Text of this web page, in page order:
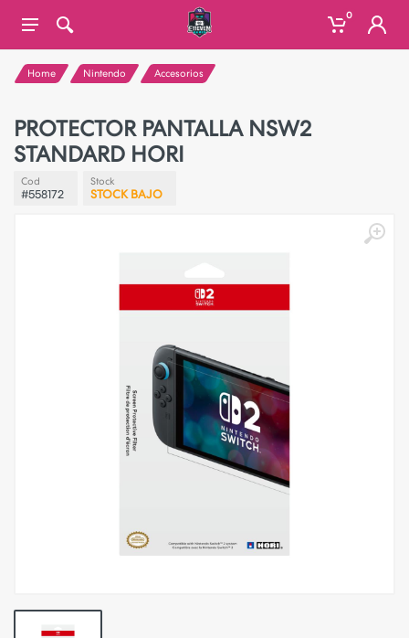
0
Home Nintendo Accesorios
PROTECTOR PANTALLA NSW2
STANDARD HORI
Cod
#558172
Stock
STOCK BAJO